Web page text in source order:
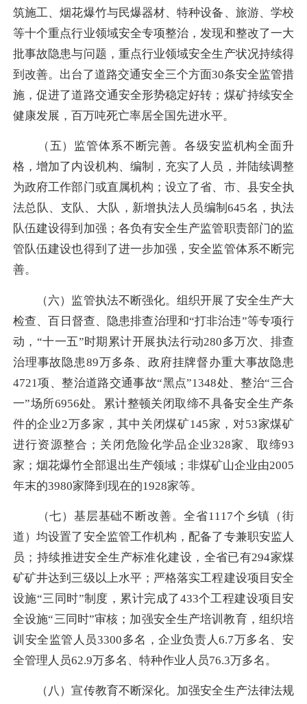
筑施工、烟花爆竹与民爆器材、特种设备、旅游、学校
等十个重点行业领域安全专项整治，发现和整改了一大
批事故隐患与问题，重点行业领域安全生产状况持续得
到改善。出台了道路交通安全三个方面30条安全监管措
施，促进了道路交通安全形势稳定好转；煤矿持续安全
健康发展，百万吨死亡率居全国先进水平。
（五）监管体系不断完善。各级安监机构全面升
格，增加了内设机构、编制，充实了人员，并陆续调整
为政府工作部门或直属机构；设立了省、市、县安全执
法总队、支队、大队，新增执法人员编制645名，执法
队伍建设得到加强；各负有安全生产监管职责部门的监
管队伍建设也得到了进一步加强，安全监管体系不断完
善。
（六）监管执法不断强化。组织开展了安全生产大
检查、百日督查、隐患排查治理和“打非治违”等专项行
动，“十一五”时期累计开展执法行动280多万次、排查
治理事故隐患89万多条、政府挂牌督办重大事故隐患
4721项、整治道路交通事故“黑点”1348处、整治“三合
一”场所6956处。累计整顿关闭取缔不具备安全生产条
件的企业2万多家，其中关闭煤矿145家，对53家煤矿
进行资源整合；关闭危险化学品企业328家、取缔93
家；烟花爆竹全部退出生产领域；非煤矿山企业由2005
年末的3980家降到现在的1928家等。
（七）基层基础不断改善。全省1117个乡镇（街
道）均设置了安全监管工作机构，配备了专兼职安监人
员；持续推进安全生产标准化建设，全省已有294家煤
矿矿井达到三级以上水平；严格落实工程建设项目安全
设施“三同时”制度，累计完成了433个工程建设项目安
全设施“三同时”审核；加强安全生产培训教育，组织培
训安全监管人员3300多名，企业负责人6.7万多名、安
全管理人员62.9万多名、特种作业人员76.3万多名。
（八）宣传教育不断深化。加强安全生产法律法规